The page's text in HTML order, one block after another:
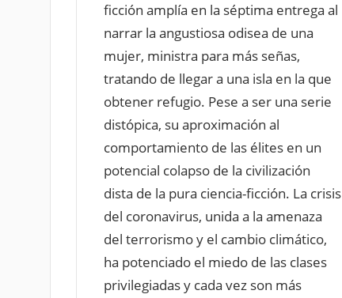
ficción amplía en la séptima entrega al
narrar la angustiosa odisea de una
mujer, ministra para más señas,
tratando de llegar a una isla en la que
obtener refugio. Pese a ser una serie
distópica, su aproximación al
comportamiento de las élites en un
potencial colapso de la civilización
dista de la pura ciencia-ficción. La crisis
del coronavirus, unida a la amenaza
del terrorismo y el cambio climático,
ha potenciado el miedo de las clases
privilegiadas y cada vez son más